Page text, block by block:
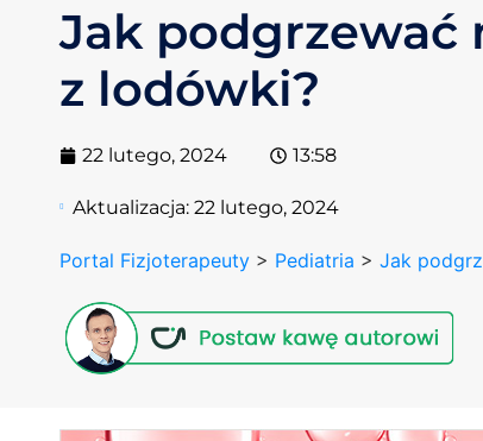
Jak podgrzewać
z lodówki?
22 lutego, 2024 13:58
Aktualizacja:22 lutego, 2024
Portal Fizjoterapeuty > Pediatria >Jak